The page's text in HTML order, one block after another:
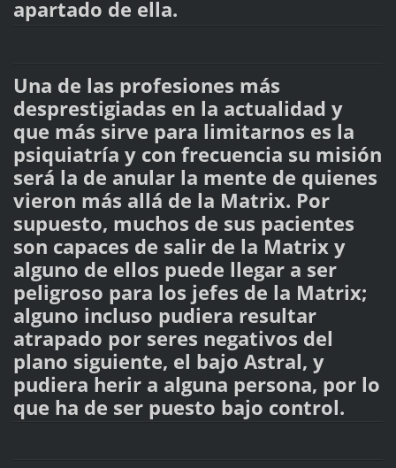
apartado de ella.
Una de las profesiones más
desprestigiadas en la actualidad y
que más sirve para limitarnos es la
psiquiatría y con frecuencia su misión
será la de anular la mente de quienes
vieron más allá de la Matrix. Por
supuesto, muchos de sus pacientes
son capaces de salir de la Matrix y
alguno de ellos puede llegar a ser
peligroso para los jefes de la Matrix;
alguno incluso pudiera resultar
atrapado por seres negativos del
plano siguiente, el bajo Astral, y
pudiera herir a alguna persona, por lo
que ha de ser puesto bajo control.